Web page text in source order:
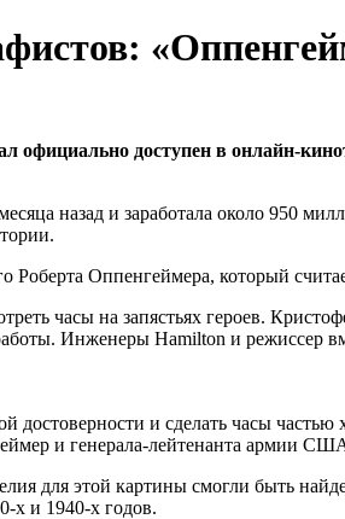
доступен в онлайн-
назад и заработала около 950
Роберта Оппенгеймера, который
часы на запястьях героев.
Инженеры Hamilton и режиссер
достоверности и сделать часы
и генерала-лейтенанта армии
для этой картины смогли быть
х и 1940-х годов.